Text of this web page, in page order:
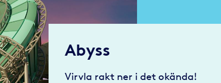
Abyss
Virvla rakt ner i det okända!